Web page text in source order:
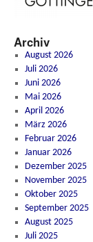
Archiv
August 2026
Juli 2026
Juni 2026
Mai 2026
April 2026
März 2026
Februar 2026
Januar 2026
Dezember 2025
November 2025
Oktober 2025
September 2025
August 2025
Juli 2025